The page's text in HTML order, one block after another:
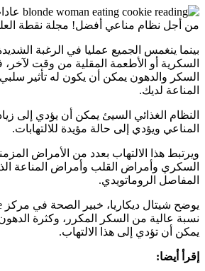
بينما ينغمس الجميع عمليا في الرغبة
السكرية أو الأطعمة المقلية من وقت لآخر،
السكر والدهون يمكن أن يكون له تأثير
المناعة لديك.
النظام الغذائي السيئ يمكن أن يؤدي إلى
المناعي ويؤدي إلى حالة مؤيدة للالتهابات.
ويرتبط هذا الالتهاب بعدد من الأمراض
السكري وأمراض القلب وأمراض المناعة
المفاصل الروماتويدي.
نسبة عالية من السكر المكرر، وكثرة
يمكن أن تؤدي إلى هذا الالتهاب.
إقرأ أيضا: